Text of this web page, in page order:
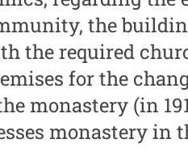
Științei și
Științei
Procopiu”
/ 2021
the
the required
for the
monastery (in
monastery in